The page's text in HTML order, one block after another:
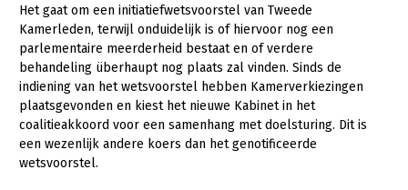
Geitenhouderij
Kalverhouderij
Konijnenhouderij
Melkveehouderij
Paardenhouderij
Akkerbouw
Biologische Landbouw
Bollenteelt
Bomen, vaste planten en zomerbloemen
Fruitteelt
Multifunctionele landbouw
Multifunctioneel
Vrouw en Bedrijf
Onderwerpen
Nieuws
Nieuwsabonnement
Webinars
Het gaat om een initiatiefwetsvoorstel van Tweede
Kamerleden, terwijl onduidelijk is of hiervoor nog een
parlementaire meerderheid bestaat en of verdere
behandeling überhaupt nog plaats zal vinden. Sinds de
indiening van het wetsvoorstel hebben Kamerverkiezingen
plaatsgevonden en kiest het nieuwe Kabinet in het
coalitieakkoord voor een samenhang met doelsturing. Dit is
een wezenlijk andere koers dan het genotificeerde
wetsvoorstel.